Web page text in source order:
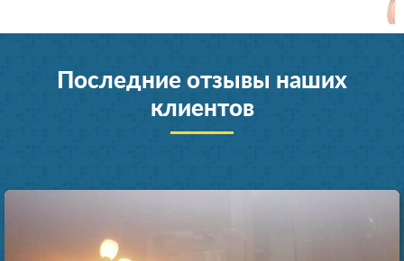
Последние отзывы наших
клиентов